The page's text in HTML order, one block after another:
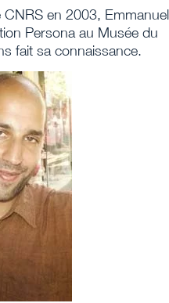
en 2003, Emmanuel
Persona au Musée du
fait sa connaissance.